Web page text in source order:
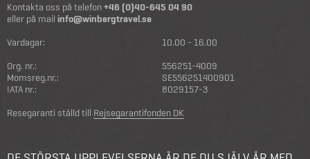
Kontakta oss på telefon+46 (0)40-645 04 90
eller på mail info@winbergtravel.se
Vardagar:
10.00 - 16.00
Org. nr.:
556251-4009
Momsreg.nr.:
SE556251400901
IATA nr.:
8029157-3
Resegaranti ställd till Rejsegarantifonden DK